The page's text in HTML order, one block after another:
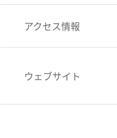
アクセス情報
ウェブサイト